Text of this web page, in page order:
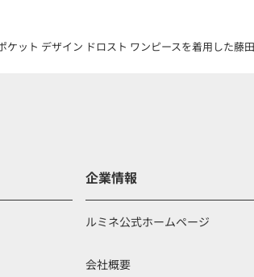
ット デザイン ドロスト ワンピースを着用した藤
企業情報
ルミネ公式ホームページ
会社概要